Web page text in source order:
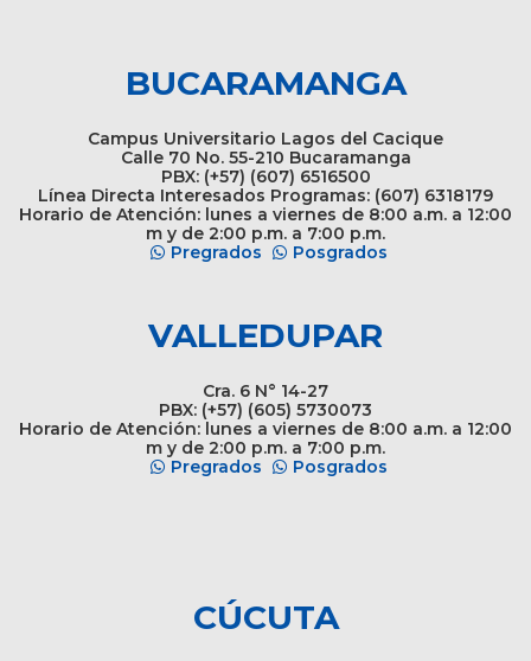
BUCARAMANGA
Campus Universitario Lagos del Cacique
Calle 70 No. 55-210 Bucaramanga
PBX: (+57) (607) 6516500
Línea Directa Interesados Programas: (607) 6318179
Horario de Atención: lunes a viernes de 8:00 a.m. a 12:00
m y de 2:00 p.m. a 7:00 p.m.
Pregrados
Posgrados
VALLEDUPAR
Cra. 6 N° 14-27
PBX: (+57) (605) 5730073
Horario de Atención: lunes a viernes de 8:00 a.m. a 12:00
m y de 2:00 p.m. a 7:00 p.m.
Pregrados
Posgrados
CÚCUTA